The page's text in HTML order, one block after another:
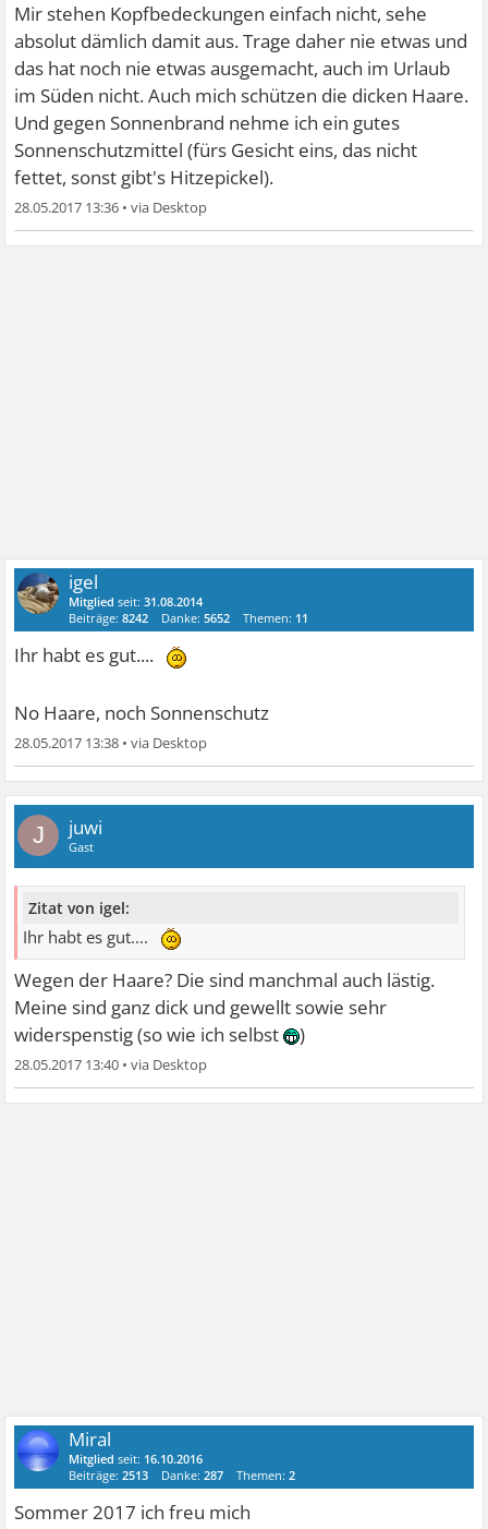
Mir stehen Kopfbedeckungen einfach nicht, sehe
absolut dämlich damit aus. Trage daher nie etwas und
das hat noch nie etwas ausgemacht, auch im Urlaub
im Süden nicht. Auch mich schützen die dicken Haare.
Und gegen Sonnenbrand nehme ich ein gutes
Sonnenschutzmittel (fürs Gesicht eins, das nicht
fettet, sonst gibt's Hitzepickel).
28.05.2017 13:36 •
igel
Mitglied seit:31.08.2014
Beiträge:8242 Danke:5652 Themen: 11
Ihr habt es gut....
No Haare, noch Sonnenschutz
28.05.2017 13:38 •
J juwi
Gast
Zitat von igel:
Ihr habt es gut....
Wegen der Haare? Die sind manchmal auch lästig.
Meine sind ganz dick und gewellt sowie sehr
widerspenstig (so wie ich selbst
)
28.05.2017 13:40 •
Miral
Mitglied seit: 16.10.2016
Beiträge:2513 Danke:287 Themen:2
Sommer 2017 ich freu mich